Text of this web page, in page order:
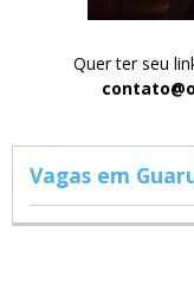
Quer ter seu
Vagas em